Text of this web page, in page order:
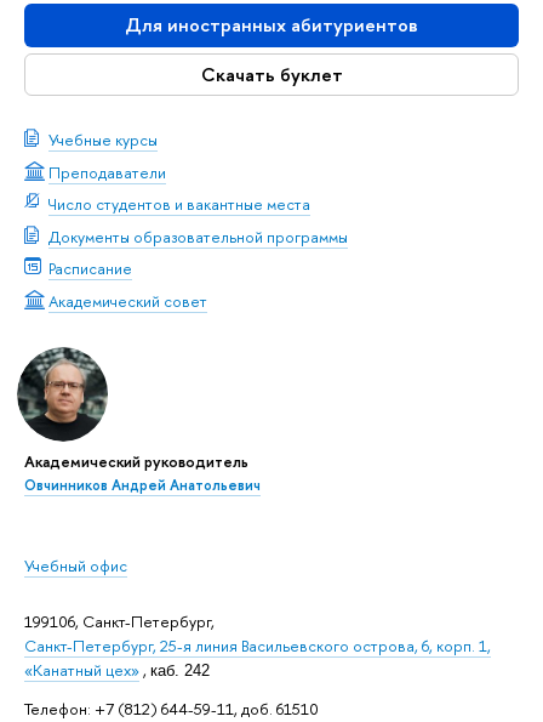
Для иностранных абитуриентов
Скачать буклет
Учебные курсы
Преподаватели
Число студентов и вакантные места
Документы образовательной программы
Расписание
Академический совет
Академический руководитель
Овчинников Андрей Анатольевич
Учебный офис
199106, Санкт-Петербург,
Санкт-Петербург, 25-я линия Васильевского острова, 6, корп. 1,
«Канатный цех», каб. 242
Телефон: +7 (812) 644-59-11, доб. 61510